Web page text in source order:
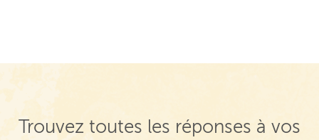
Trouvez toutes les réponses à vos